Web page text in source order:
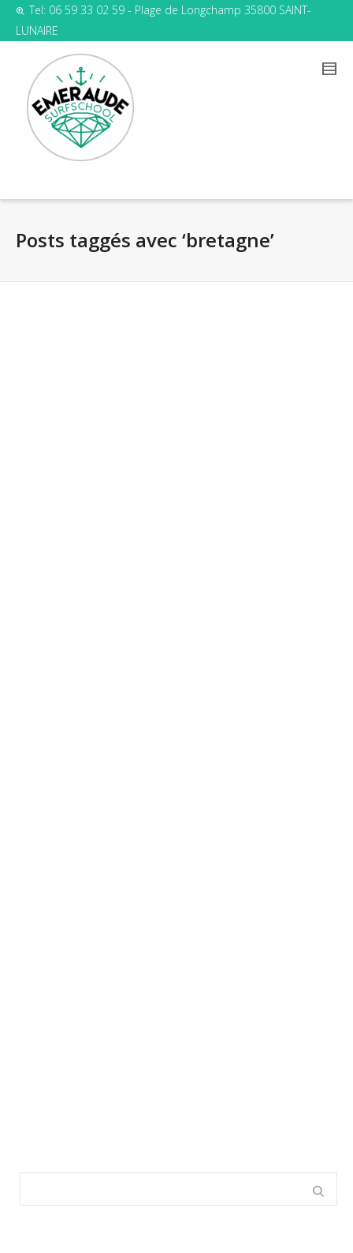
Tel: 06 59 33 02 59 - Plage de Longchamp 35800 SAINT-
LUNAIRE
Posts taggés avec ‘bretagne’